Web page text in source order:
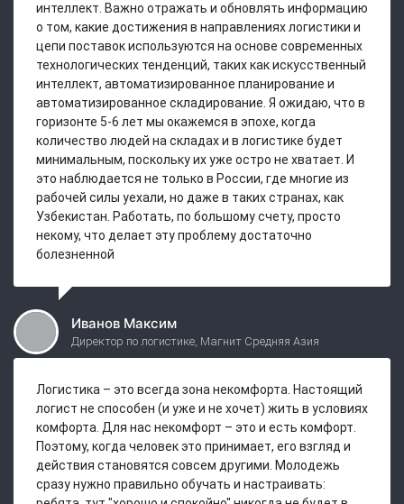
интеллект. Важно отражать и обновлять информацию
о том, какие достижения в направлениях логистики и
цепи поставок используются на основе современных
технологических тенденций, таких как искусственный
интеллект, автоматизированное планирование и
автоматизированное складирование. Я ожидаю, что в
горизонте 5-6 лет мы окажемся в эпохе, когда
количество людей на складах и в логистике будет
минимальным, поскольку их уже остро не хватает. И
это наблюдается не только в России, где многие из
рабочей силы уехали, но даже в таких странах, как
Узбекистан. Работать, по большому счету, просто
некому, что делает эту проблему достаточно
болезненной
Иванов Максим
Директор по логистике, Магнит Средняя Азия
Логистика – это всегда зона некомфорта. Настоящий
логист не способен (и уже и не хочет) жить в условиях
комфорта. Для нас некомфорт – это и есть комфорт.
Поэтому, когда человек это принимает, его взгляд и
действия становятся совсем другими. Молодежь
сразу нужно правильно обучать и настраивать: